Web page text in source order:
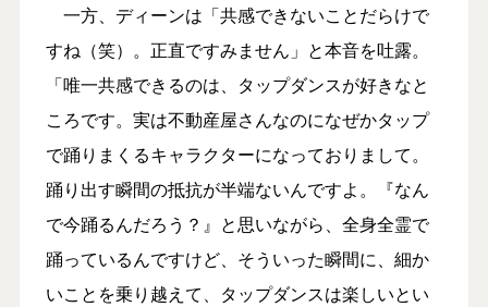
一方、ディーンは「共感できないことだらけで
すね（笑）。正直ですみません」と本音を吐露。
「唯一共感できるのは、タップダンスが好きなと
ころです。実は不動産屋さんなのになぜかタップ
で踊りまくるキャラクターになっておりまして。
踊り出す瞬間の抵抗が半端ないんですよ。『なん
で今踊るんだろう？』と思いながら、全身全霊で
踊っているんですけど、そういった瞬間に、細か
いことを乗り越えて、タップダンスは楽しいとい